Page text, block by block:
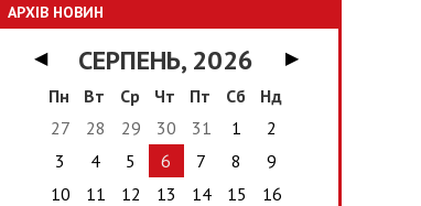
АРХІВ НОВИН
◀ СЕРПЕНЬ, 2026
▶
Пн
Вт Ср Чт Пт Сб
Нд
27
28 29 30 31 1
2
3
4 5 6 7 8
9
10
11 12 13 14 15
16